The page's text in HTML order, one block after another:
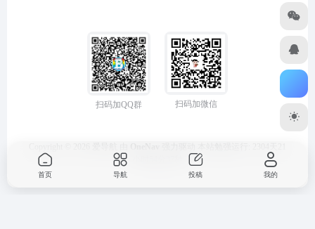
扫码加QQ群 扫码加微信
首页 导航 投稿 我的